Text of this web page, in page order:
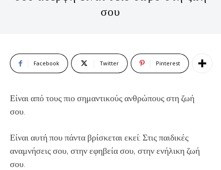
σου
Facebook Twitter Pinterest
Είναι από τους πιο σημαντικούς ανθρώπους στη ζωή
σου.
Είναι αυτή που πάντα βρίσκεται εκεί: Στις παιδικές
αναμνήσεις σου, στην εφηβεία σου, στην ενήλικη ζωή
σου.